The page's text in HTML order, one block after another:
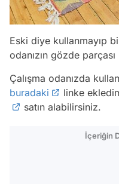
Eski diye kullanmayıp
odanızın gözde
Çalışma odanızda
buradaki
linke
satın alabilirsiniz.
İçeriğin